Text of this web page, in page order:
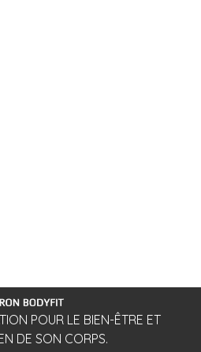
POUR LE BIEN-ÊTRE ET
DE SON CORPS.